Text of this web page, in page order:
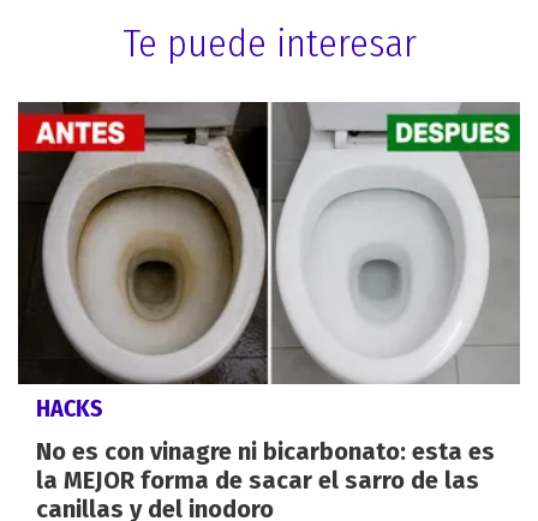
Te puede interesar
HACKS
No es con vinagre ni bicarbonato: esta es
la MEJOR forma de sacar el sarro de las
canillas y del inodoro